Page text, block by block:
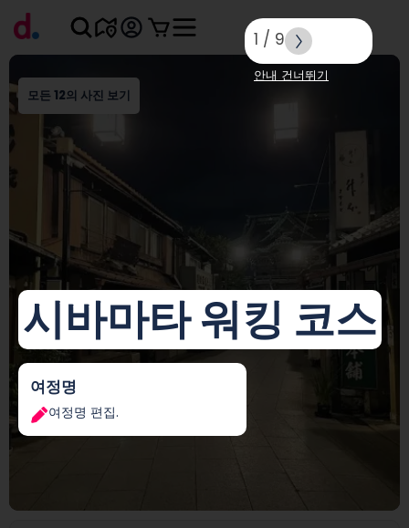
모든 12의 사진 보기
시바마타 워킹 코스
여정명
여정명 편집.
1 / 9
안내 건너뛰기